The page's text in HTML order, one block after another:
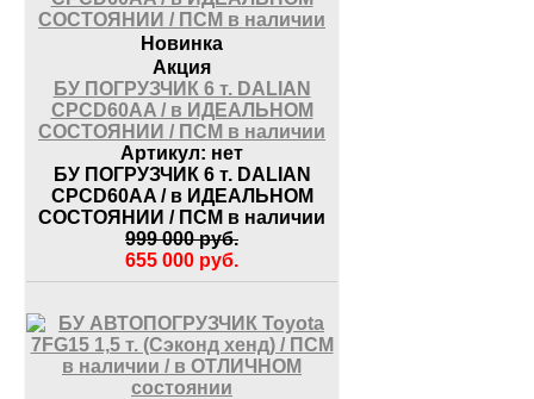
Новинка
Акция
БУ ПОГРУЗЧИК 6 т. DALIAN
CPCD60AA / в ИДЕАЛЬНОМ
СОСТОЯНИИ / ПСМ в наличии
Артикул: нет
БУ ПОГРУЗЧИК 6 т. DALIAN
CPCD60AA / в ИДЕАЛЬНОМ
СОСТОЯНИИ / ПСМ в наличии
999 000руб.
655 000 руб.